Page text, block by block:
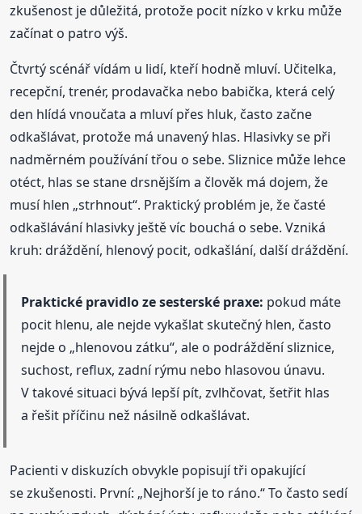
zkušenost je důležitá, protože pocit nízko v krku může
začínat o patro výš.
Čtvrtý scénář vídám u lidí, kteří hodně mluví. Učitelka,
recepční, trenér, prodavačka nebo babička, která celý
den hlídá vnoučata a mluví přes hluk, často začne
odkašlávat, protože má unavený hlas. Hlasivky se při
nadměrném používání třou o sebe. Sliznice může lehce
otéct, hlas se stane drsnějším a člověk má dojem, že
musí hlen „strhnout“. Praktický problém je, že časté
odkašlávání hlasivky ještě víc bouchá o sebe. Vzniká
kruh: dráždění, hlenový pocit, odkašlání, další dráždění.
Praktické pravidlo ze sesterské praxe: pokud máte
pocit hlenu, ale nejde vykašlat skutečný hlen, často
nejde o „hlenovou zátku“, ale o podráždění sliznice,
suchost, reflux, zadní rýmu nebo hlasovou únavu.
V takové situaci bývá lepší pít, zvlhčovat, šetřit hlas
a řešit příčinu než násilně odkašlávat.
Pacienti v diskuzích obvykle popisují tři opakující
se zkušenosti. První: „Nejhorší je to ráno.“ To často sedí